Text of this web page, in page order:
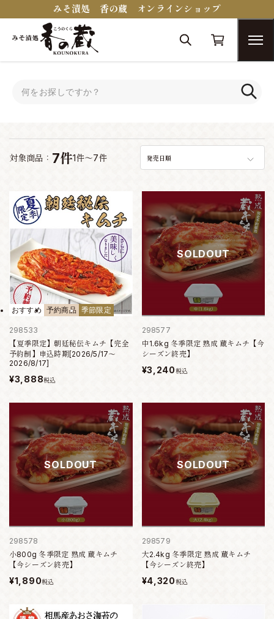
みそ漬処 香の蔵 オンラインショップ
対象商品： 7件1件～7件 発売日順
おすすめ 予約商品 季節限定
298533
【夏季限定】朝廷秘伝キムチ【完全
予約制】申込時期[2026/5/17～
2026/8/17]
¥3,888税込
SOLDOUT
298577
中1.6kg 冬季限定 熟成 蔵キムチ【今
シーズン終売】
¥3,240税込
SOLDOUT
298578
小800g 冬季限定 熟成 蔵キムチ
【今シーズン終売】
¥1,890税込
SOLDOUT
298579
大2.4kg 冬季限定 熟成 蔵キムチ
【今シーズン終売】
¥4,320税込